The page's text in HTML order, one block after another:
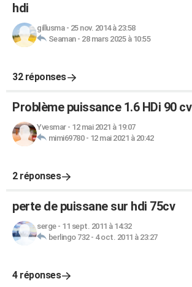
hdi
gillusma- 25 nov. 2014 à 23:58
Seaman- 28 mars 2025 à 10:55
32 réponses
Problème puissance 1.6 HDi 90 cv
Yvesmar- 12 mai 2021 à 19:07
mimi69780- 12 mai 2021 à 20:42
2 réponses
perte de puissane sur hdi 75cv
serge- 11 sept. 2011 à 14:32
berlingo 732- 4 oct. 2011 à 23:27
4 réponses